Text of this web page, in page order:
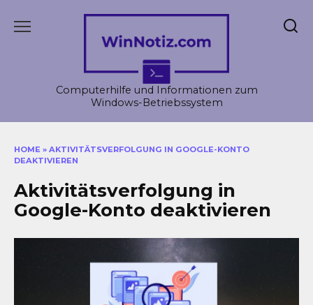
Computerhilfe und Informationen zum
Windows-Betriebssystem
HOME » AKTIVITÄTSVERFOLGUNG IN GOOGLE-KONTO
DEAKTIVIEREN
Aktivitätsverfolgung in
Google-Konto deaktivieren